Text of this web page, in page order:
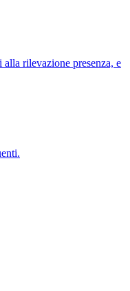
rilevazione presenza, e